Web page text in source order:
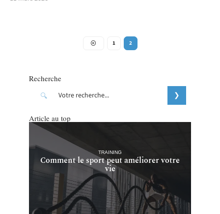
1 2
Recherche
Article au top
TRAINING
Comment le sport peut améliorer votre
vie